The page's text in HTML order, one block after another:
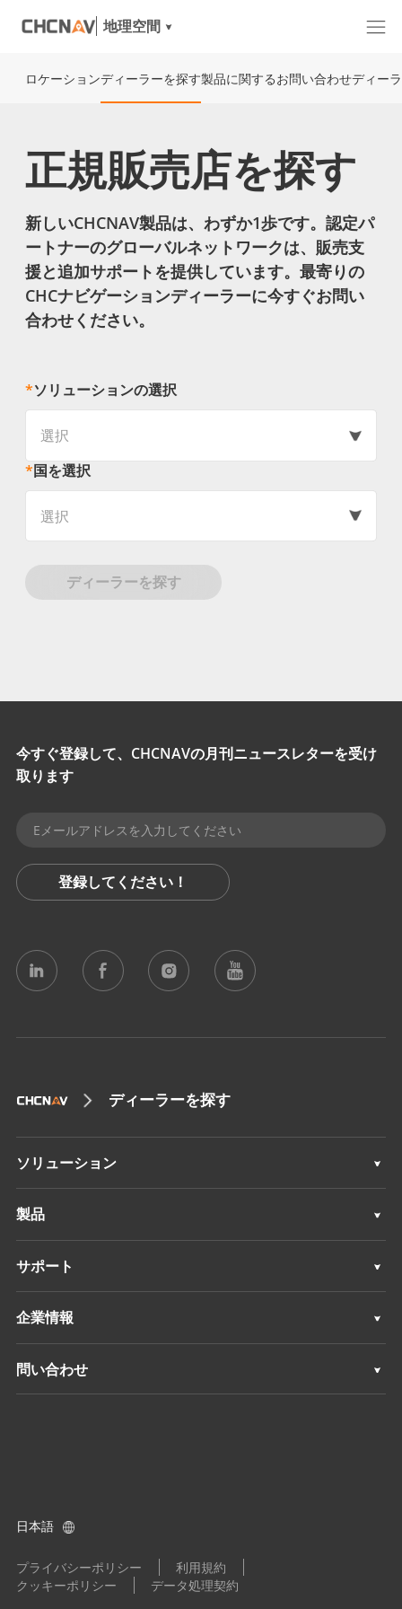
地理空間
ロケーションディーラーを探す製品に関するお問い合わせディー
正規販売店を探す
新しいCHCNAV製品は、わずか1歩です。認定パ
ートナーのグローバルネットワークは、販売支
援と追加サポートを提供しています。最寄りの
CHCナビゲーションディーラーに今すぐお問い
合わせください。
*ソリューションの選択
選択
*国を選択
選択
ディーラーを探す
今すぐ登録して、CHCNAVの月刊ニュースレターを受け
取ります
登録してください！
ディーラーを探す
ソリューション
測量 & エンジニアリング
深浅測量
ポジショニングサービス
製品
測量 & エンジニアリング
深浅測量
サポート
サポート
企業情報
概要
問い合わせ
プライバシーポリシー
利用規約
クッキーポリシー
データ処理契約
日本語